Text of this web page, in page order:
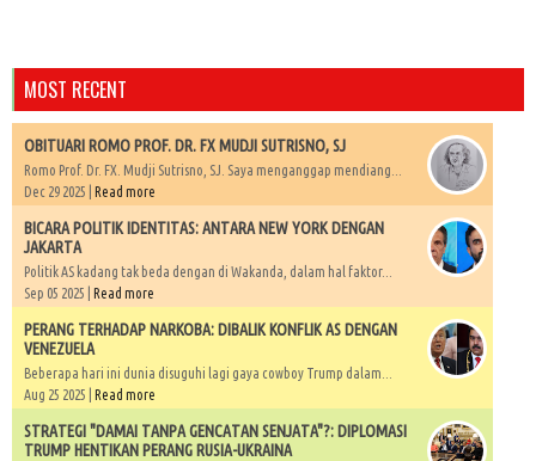
MOST RECENT
OBITUARI ROMO PROF. DR. FX MUDJI SUTRISNO, SJ
Romo Prof. Dr. FX. Mudji Sutrisno, SJ. Saya menganggap mendiang...
Dec 29 2025 | Read more
BICARA POLITIK IDENTITAS: ANTARA NEW YORK DENGAN
JAKARTA
Politik AS kadang tak beda dengan di Wakanda, dalam hal faktor...
Sep 05 2025 | Read more
PERANG TERHADAP NARKOBA: DIBALIK KONFLIK AS DENGAN
VENEZUELA
Beberapa hari ini dunia disuguhi lagi gaya cowboy Trump dalam...
Aug 25 2025 | Read more
STRATEGI "DAMAI TANPA GENCATAN SENJATA"?: DIPLOMASI
TRUMP HENTIKAN PERANG RUSIA-UKRAINA